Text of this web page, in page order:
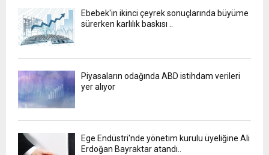
Ebebek'in ikinci çeyrek sonuçlarında büyüme
sürerken karlılık baskısı ..
Piyasaların odağında ABD istihdam verileri
yer alıyor
Ege Endüstri'nde yönetim kurulu üyeliğine Ali
Erdoğan Bayraktar atandı..